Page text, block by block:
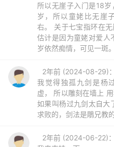
所以无崖子入门是18岁
岁，所以童姥比无崖
右。 关于七宝指环在
估计是因为童姥对爱人
岁依然痴情，可见一斑。
2年前 (2024-08-29)：
我觉得独孤九剑是杨
虚， 所以雕刻在墙上 用
如果叫杨过九剑太自大
求败的，剑法是鵰兄教
2年前 (2024-06-22)：